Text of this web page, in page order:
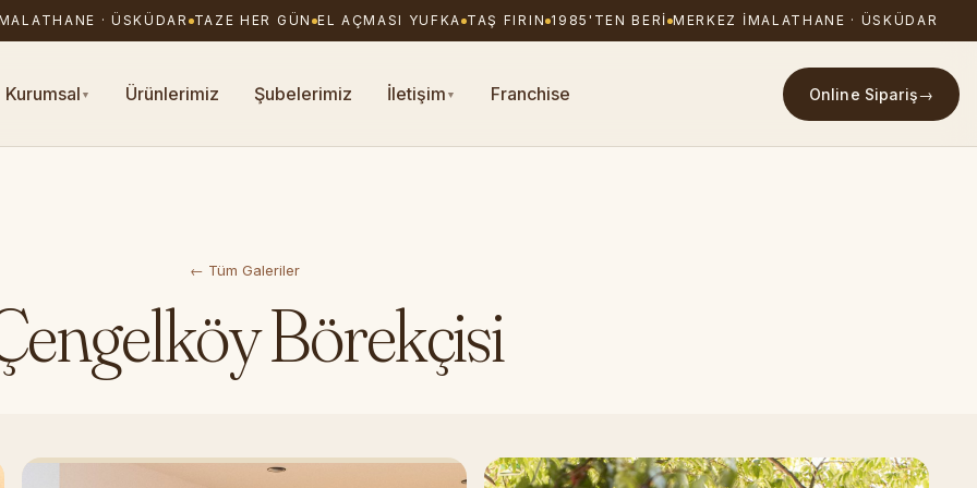
· ÜSKÜDAR TAZE HER GÜN EL AÇMASI YUFKA TAŞ FIRIN 1985'TEN BERI MERKEZ IMALATHANE · ÜSKÜDAR
Kurumsal ▼ Ürünlerimiz Şubelerimiz İletişim ▼ Franchise Online Sipariş→
← Tüm Galeriler
Börekçisi